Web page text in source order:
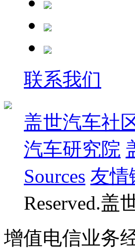
联系我们
盖世汽车社
汽车研究院
Sources 友情
Reserved.盖
增值电信业务